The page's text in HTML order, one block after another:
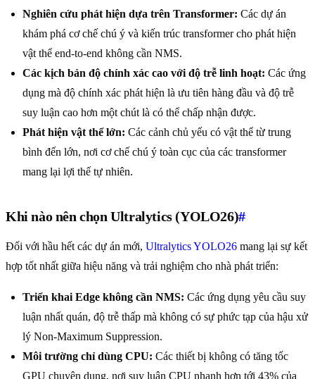
Nghiên cứu phát hiện dựa trên Transformer: Các dự án
khám phá cơ chế chú ý và kiến trúc transformer cho phát hiện
vật thể end-to-end không cần NMS.
Các kịch bản độ chính xác cao với độ trễ linh hoạt: Các ứng
dụng mà độ chính xác phát hiện là ưu tiên hàng đầu và độ trễ
suy luận cao hơn một chút là có thể chấp nhận được.
Phát hiện vật thể lớn: Các cảnh chủ yếu có vật thể từ trung
bình đến lớn, nơi cơ chế chú ý toàn cục của các transformer
mang lại lợi thế tự nhiên.
Khi nào nên chọn Ultralytics (YOLO26)#
Đối với hầu hết các dự án mới, Ultralytics YOLO26 mang lại sự kết
hợp tốt nhất giữa hiệu năng và trải nghiệm cho nhà phát triển:
Triển khai Edge không cần NMS: Các ứng dụng yêu cầu suy
luận nhất quán, độ trễ thấp mà không có sự phức tạp của hậu xử
lý Non-Maximum Suppression.
Môi trường chỉ dùng CPU: Các thiết bị không có tăng tốc
GPU chuyên dụng, nơi suy luận CPU nhanh hơn tới 43% của